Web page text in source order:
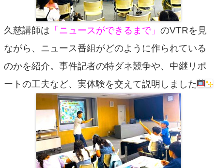
久慈講師は 「ニュースができるまで」 のVTRを見
ながら、ニュース番組がどのように作られている
のかを紹介。事件記者の特ダネ競争や、中継リポ
ートの工夫など、実体験を交えて説明しました